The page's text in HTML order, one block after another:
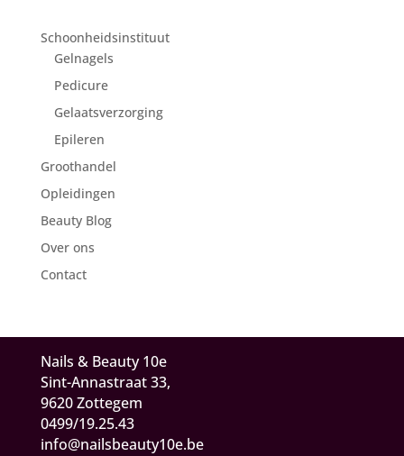
Schoonheidsinstituut
Gelnagels
Pedicure
Gelaatsverzorging
Epileren
Groothandel
Opleidingen
Beauty Blog
Over ons
Contact
Nails & Beauty 10e
Sint-Annastraat 33,
9620 Zottegem
0499/19.25.43
info@nailsbeauty10e.be